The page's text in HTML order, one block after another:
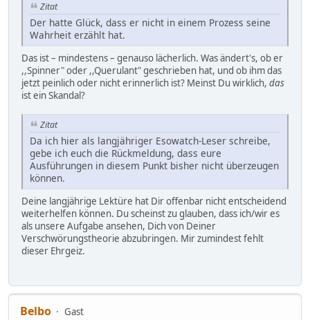
Zitat
Der hatte Glück, dass er nicht in einem Prozess seine
Wahrheit erzählt hat.
Das ist – mindestens – genauso lächerlich. Was ändert's, ob er
,,Spinner" oder ,,Querulant" geschrieben hat, und ob ihm das
jetzt peinlich oder nicht erinnerlich ist? Meinst Du wirklich, das
ist ein Skandal?
Zitat
Da ich hier als langjähriger Esowatch-Leser schreibe,
gebe ich euch die Rückmeldung, dass eure
Ausführungen in diesem Punkt bisher nicht überzeugen
können.
Deine langjährige Lektüre hat Dir offenbar nicht entscheidend
weiterhelfen können. Du scheinst zu glauben, dass ich/wir es
als unsere Aufgabe ansehen, Dich von Deiner
Verschwörungstheorie abzubringen. Mir zumindest fehlt
dieser Ehrgeiz.
Belbo
Gast